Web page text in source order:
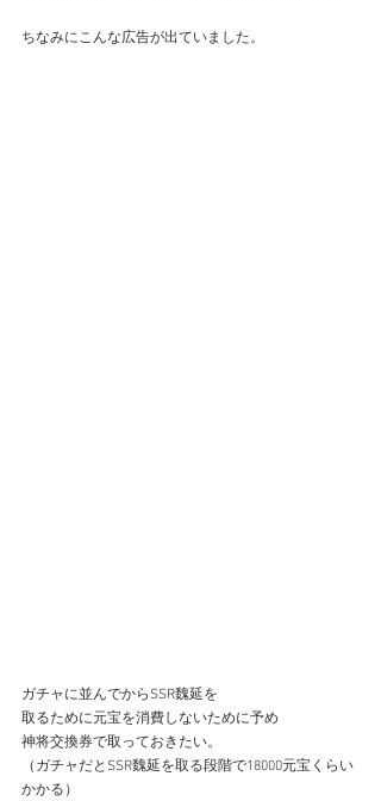
ちなみにこんな広告が出ていました。
ガチャに並んでからSSR魏延を
取るために元宝を消費しないために予め
神将交換券で取っておきたい。
（ガチャだとSSR魏延を取る段階で18000元宝くらい
かかる）